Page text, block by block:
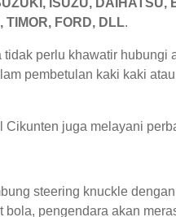
ISUZU, DAIHATSU,
TIMOR, FORD, DLL.
perlu khawatir hubungi
pembetulan kaki kaki
juga melayani
steering knuckle
pengendara akan